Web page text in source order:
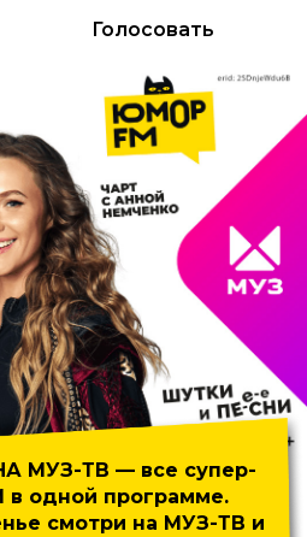
Голосовать
МУЗ-ТВ — все супер-
в одной программе.
смотри на МУЗ-ТВ и